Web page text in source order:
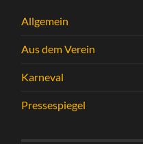
Allgemein
Aus dem Verein
Karneval
Pressespiegel